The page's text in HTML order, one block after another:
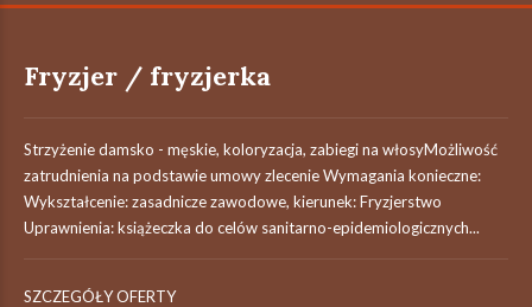
Fryzjer / fryzjerka
Strzyżenie damsko - męskie, koloryzacja, zabiegi na włosyMożliwość
zatrudnienia na podstawie umowy zlecenie Wymagania konieczne:
Wykształcenie: zasadnicze zawodowe, kierunek: Fryzjerstwo
Uprawnienia: książeczka do celów sanitarno-epidemiologicznych...
SZCZEGÓŁY OFERTY